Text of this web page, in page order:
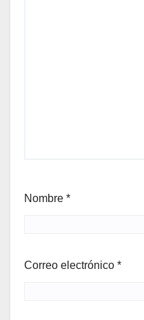
Nombre *
Correo electrónico *